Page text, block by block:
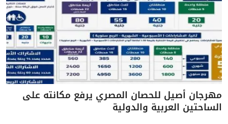
مهرجان أصيل للحصان المصري يرفع مكانته على
الساحتين العربية والدولية